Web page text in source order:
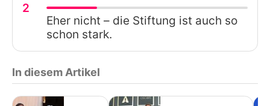
2
Eher nicht – die Stiftung ist auch so
schon stark.
In diesem Artikel